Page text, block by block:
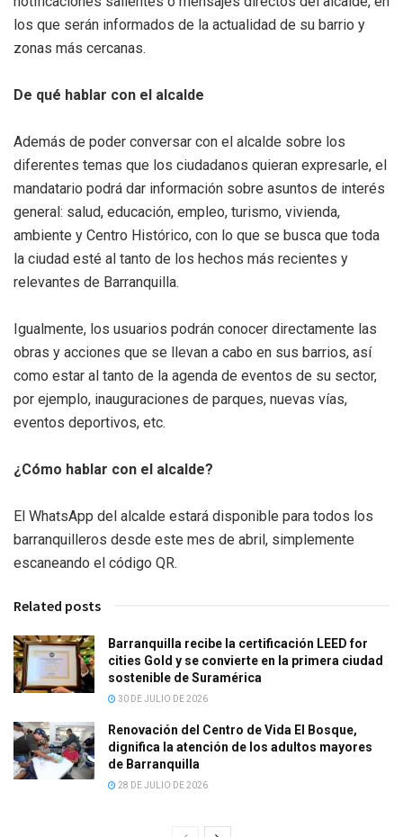
los que serán informados de la actualidad de su barrio y
zonas más cercanas.
De qué hablar con el alcalde
Además de poder conversar con el alcalde sobre los
diferentes temas que los ciudadanos quieran expresarle, el
mandatario podrá dar información sobre asuntos de interés
general: salud, educación, empleo, turismo, vivienda,
ambiente y Centro Histórico, con lo que se busca que toda
la ciudad esté al tanto de los hechos más recientes y
relevantes de Barranquilla.
Igualmente, los usuarios podrán conocer directamente las
obras y acciones que se llevan a cabo en sus barrios, así
como estar al tanto de la agenda de eventos de su sector,
por ejemplo, inauguraciones de parques, nuevas vías,
eventos deportivos, etc.
¿Cómo hablar con el alcalde?
El WhatsApp del alcalde estará disponible para todos los
barranquilleros desde este mes de abril, simplemente
escaneando el código QR.
Related posts
Barranquilla recibe la certificación LEED for
cities Gold y se convierte en la primera ciudad
sostenible de Suramérica
30 DE JULIO DE 2026
Renovación del Centro de Vida El Bosque,
dignifica la atención de los adultos mayores
de Barranquilla
28 DE JULIO DE 2026